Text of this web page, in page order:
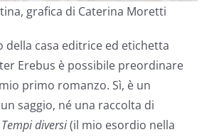
grafica di Caterina Moretti
della casa editrice ed etichetta
Erebus è possibile preordinare
primo romanzo. Sì, è un
saggio, né una raccolta di
Tempi diversi(il mio esordio nella